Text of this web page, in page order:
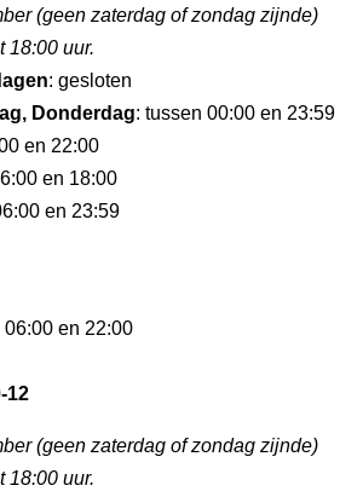
(geen zaterdag of zondag zijnde)
18:00 uur.
: gesloten
Donderdag: tussen 00:00 en 23:59
en 22:00
en 18:00
en 23:59
06:00 en 22:00
12
(geen zaterdag of zondag zijnde)
18:00 uur.